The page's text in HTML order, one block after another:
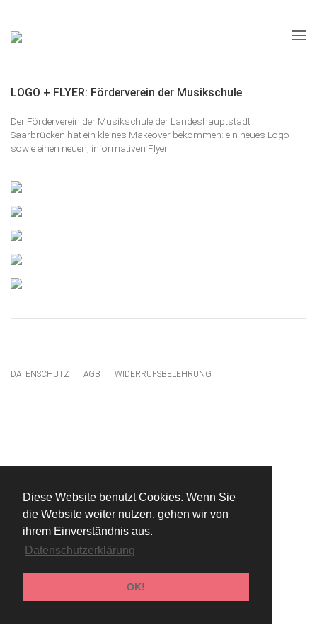
Diese Website benutzt Cookies. Wenn Sie
die Website weiter nutzen, gehen wir von
ihrem Einverständnis aus.
Datenschutzerklärung
OK!
LOGO + FLYER: Förderverein der Musikschule
Der Förderverein der Musikschule der Landeshauptstadt
Saarbrücken hat ein kleines Makeover bekommen: ein neues Logo
sowie einen neuen, informativen Flyer.
DATENSCHUTZ AGB WIDERRUFSBELEHRUNG